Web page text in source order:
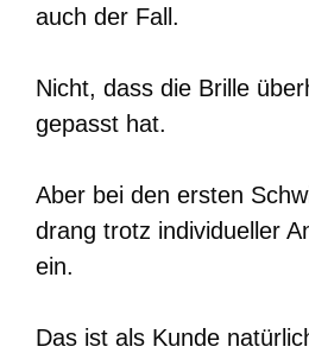
auch der Fall.
Nicht, dass die Brille
gepasst hat.
Aber bei den ersten
drang trotz individueller
ein.
Das ist als Kunde